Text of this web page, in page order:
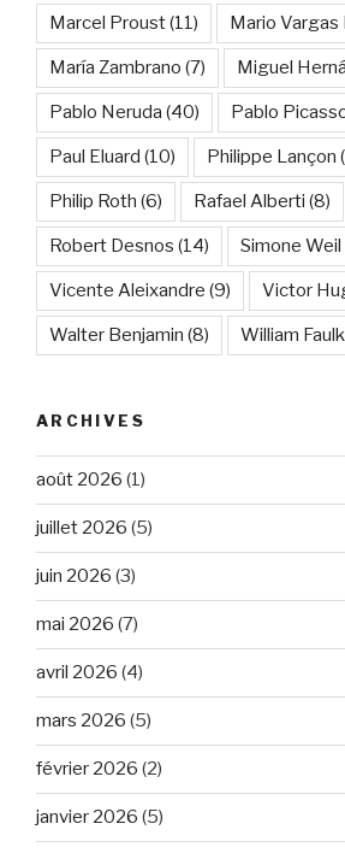
Marcel Proust(11) Mario Vargas
María Zambrano (7) Miguel
Pablo Neruda (40) Pablo
Paul Eluard (10) Philippe Lançon
Philip Roth (6) Rafael Alberti (8)
Robert Desnos (14) Simone Weil
Vicente Aleixandre (9) Victor
Walter Benjamin (8) William
ARCHIVES
août 2026 (1)
juillet 2026 (5)
juin 2026 (3)
mai 2026 (7)
avril 2026 (4)
mars 2026 (5)
février 2026 (2)
janvier 2026 (5)